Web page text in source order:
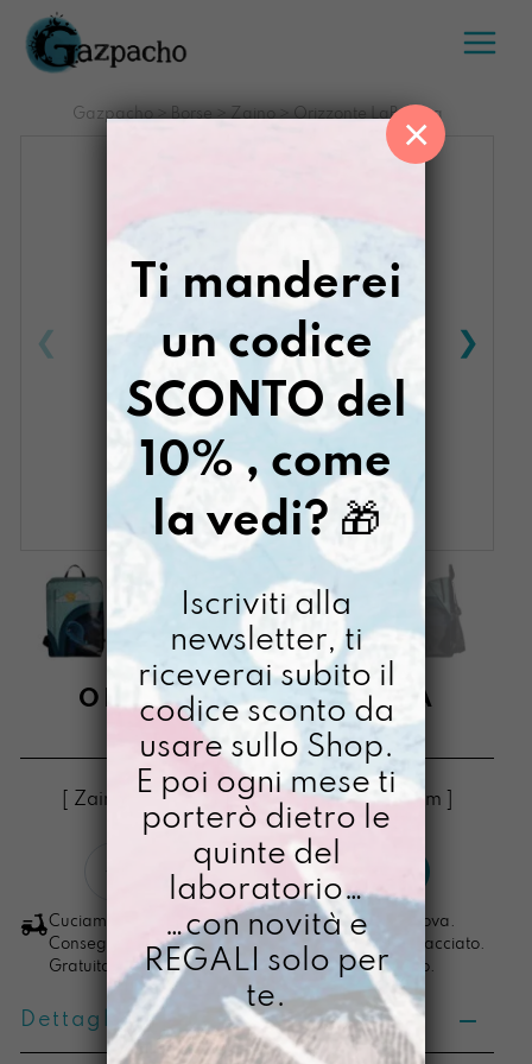
Salta
contenuto
Gazpacho> Borse > Zaino> Orizzonte LaBalena
ORIZZONTE LABALENA
€168,00
[ Zaino Zaino pc max 15": 42 x 28,5 x 17 cm ]
LaBalena
quantità
LO VOGLIO
Cuciamo ogni ordine nel nostro laboratorio di Padova.
Consegna in 4/5 giorni lavorativi, pacco sempre tracciato.
Gratuita per ordini di importo superiore ai 100 euro.
Dettagli prodotto
Ti manderei
un codice
SCONTO del
10% , come
la vedi? 🎁
Iscriviti alla
newsletter, ti
riceverai subito il
codice sconto da
usare sullo Shop.
E poi ogni mese ti
porterò dietro le
quinte del
laboratorio…
…con novità e
REGALI solo per
te.
×